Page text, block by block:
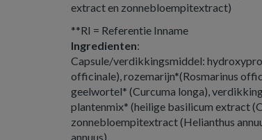
extract en zonnebloempitextract)
**RI = Referentie Inname
Ingredienten:
Capsule/verdikkingsmiddel:
officinale), rozemarijn*(Rosmarinus
geelwortel* (Curcuma longa),
plantenmix* (heilige basilicum extract
zonnebloempitextract (Helianthus
annuus).